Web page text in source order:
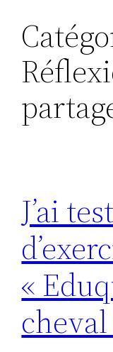
J’ai
«
cheval